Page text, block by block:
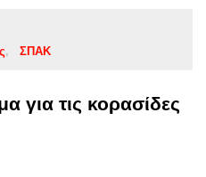
ΣΠΑΚ
για τις κορασίδες